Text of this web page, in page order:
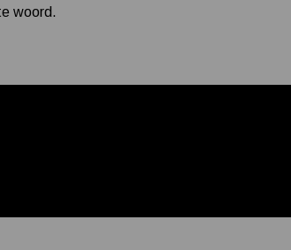
woord.